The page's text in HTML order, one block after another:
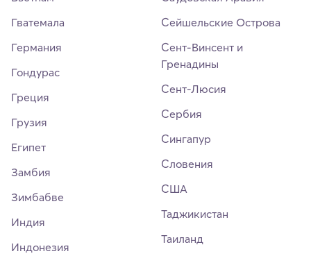
Гватемала
Германия
Гондурас
Греция
Грузия
Египет
Замбия
Зимбабве
Индия
Индонезия
Сейшельские Острова
Сент-Винсент и
Гренадины
Сент-Люсия
Сербия
Сингапур
Словения
США
Таджикистан
Таиланд